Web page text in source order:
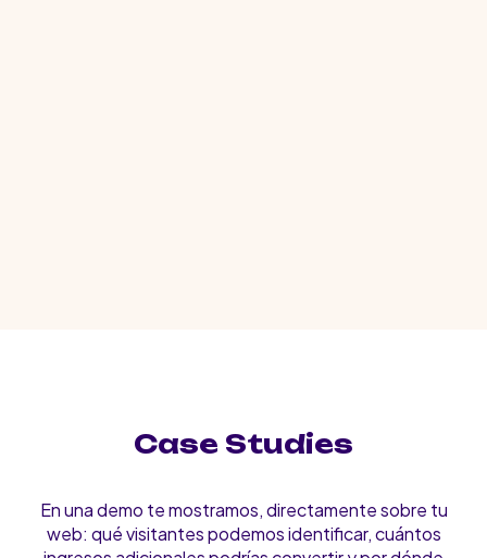
Case Studies
En una demo te mostramos, directamente sobre tu
web: qué visitantes podemos identificar, cuántos